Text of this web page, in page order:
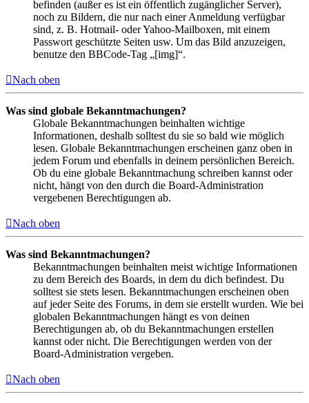
befinden (außer es ist ein öffentlich zugänglicher Server),
noch zu Bildern, die nur nach einer Anmeldung verfügbar
sind, z. B. Hotmail- oder Yahoo-Mailboxen, mit einem
Passwort geschützte Seiten usw. Um das Bild anzuzeigen,
benutze den BBCode-Tag „[img]“.
Nach oben
Was sind globale Bekanntmachungen?
Globale Bekanntmachungen beinhalten wichtige
Informationen, deshalb solltest du sie so bald wie möglich
lesen. Globale Bekanntmachungen erscheinen ganz oben in
jedem Forum und ebenfalls in deinem persönlichen Bereich.
Ob du eine globale Bekanntmachung schreiben kannst oder
nicht, hängt von den durch die Board-Administration
vergebenen Berechtigungen ab.
Nach oben
Was sind Bekanntmachungen?
Bekanntmachungen beinhalten meist wichtige Informationen
zu dem Bereich des Boards, in dem du dich befindest. Du
solltest sie stets lesen. Bekanntmachungen erscheinen oben
auf jeder Seite des Forums, in dem sie erstellt wurden. Wie bei
globalen Bekanntmachungen hängt es von deinen
Berechtigungen ab, ob du Bekanntmachungen erstellen
kannst oder nicht. Die Berechtigungen werden von der
Board-Administration vergeben.
Nach oben